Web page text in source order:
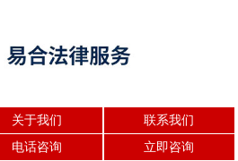
关于我们
联系我们
电话咨询 立即咨询